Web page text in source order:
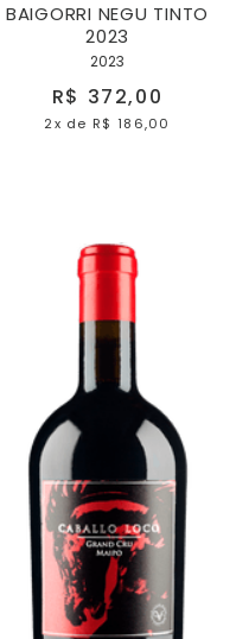
BAIGORRI NEGU TINTO
2023
2023
R$ 372,00
2x de R$ 186,00